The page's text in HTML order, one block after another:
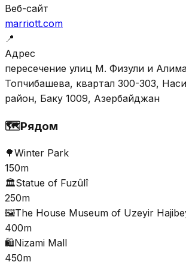
Веб-сайт
marriott.com
📍
Адрес
пересечение улиц М. Физули и
Топчибашева, квартал 300-303,
район, Баку 1009, Азербайджан
🗺️Рядом
🌳Winter Park
150m
🏛️Statue of Fuzûlî
250m
🖼️The House Museum of Uzeyir
400m
🛍️Nizami Mall
450m